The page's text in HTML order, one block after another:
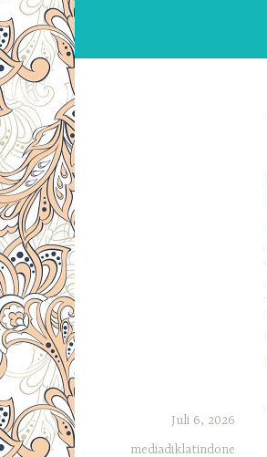
Juli 6, 2026
mediadiklatindone